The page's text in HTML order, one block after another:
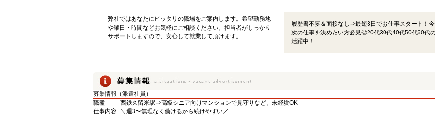
弊社ではあなたにピッタリの職場をご案内します。希望勤務地
や曜日・時間などお気軽にご相談ください。担当者がしっかり
サポートしますので、安心して就業して頂けます。
履歴書不要＆面接なし⇒最短3日でお仕事スタート！
次の仕事を決めたい方必見◎20代30代40代50代60代
活躍中！
募集情報（派遣社員）
職種
西鉄久留米駅⇒高級シニア向けマンションで見守りなど。未経験OK
仕事内容
＼週3〜無理なく働けるから続けやすい／